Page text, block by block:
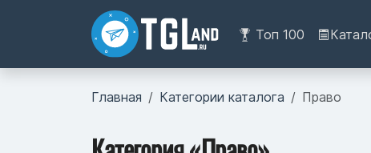
Топ 100
Главная Категории каталога Право